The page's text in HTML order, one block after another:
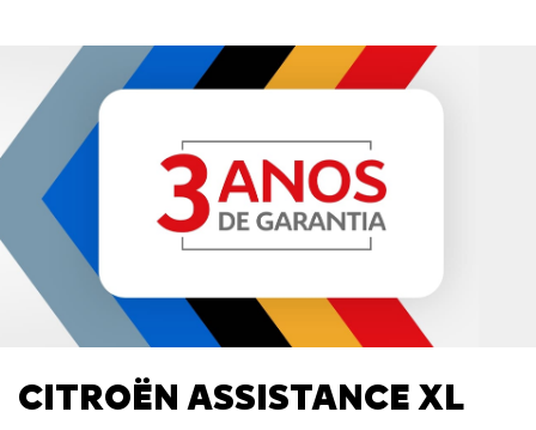
CITROËN ASSISTANCE XL